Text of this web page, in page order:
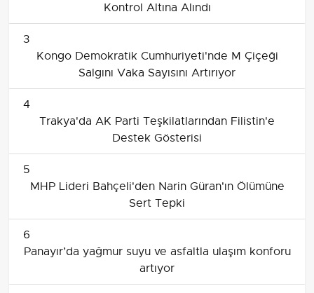
Kontrol Altına Alındı
3
Kongo Demokratik Cumhuriyeti'nde M Çiçeği
Salgını Vaka Sayısını Artırıyor
4
Trakya'da AK Parti Teşkilatlarından Filistin'e
Destek Gösterisi
5
MHP Lideri Bahçeli'den Narin Güran'ın Ölümüne
Sert Tepki
6
Panayır’da yağmur suyu ve asfaltla ulaşım konforu
artıyor